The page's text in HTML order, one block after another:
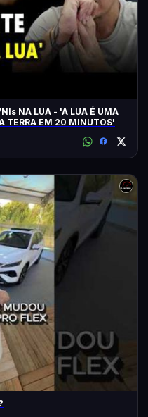
NA LUA - 'A LUA É UMA
TERRA EM 20 MINUTOS'